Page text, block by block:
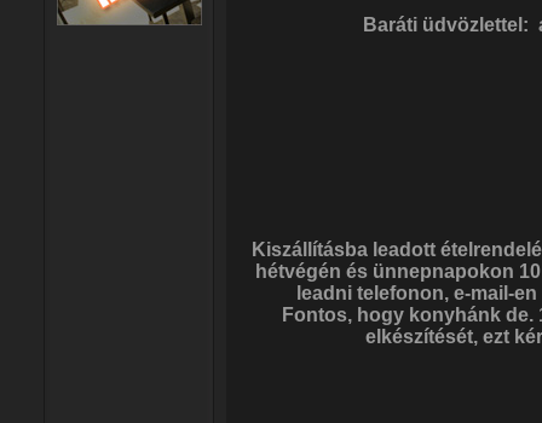
Baráti üdvözlettel:
Kiszállításba leadott
hétvégén és ünnepnapokon
leadni telefonon, e-mail-
Fontos, hogy konyhánk de.
elkészítését, ezt